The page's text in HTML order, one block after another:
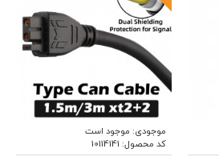
موجودی: موجود است
کد محصول: 10114141